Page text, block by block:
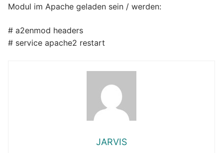
Modul im Apache geladen sein / werden:
# a2enmod headers
# service apache2 restart
JARVIS